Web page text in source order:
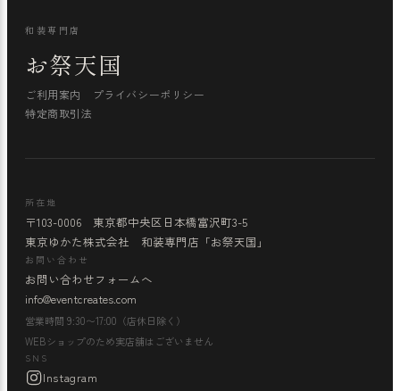
和装専門店
お祭天国
ご利用案内
特定商取引法
プライバシーポリシー
所在地
〒103-0006 東京都中央区日本橋富沢町3-5
東京ゆかた株式会社 和装専門店「お祭天国」
お問い合わせ
お問い合わせフォームへ
info@eventcreates.com
営業時間 9:30〜17:00（店休日除く）
WEBショップのため実店舗はございません
SNS
Instagram